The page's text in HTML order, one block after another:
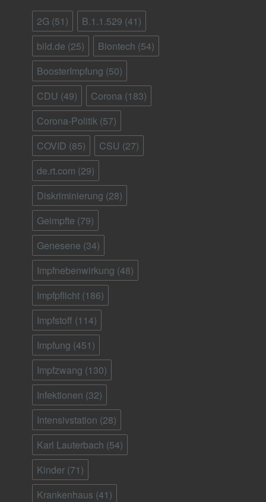
2G (51) B.1.1.529 (41)
bild.de (25) Biontech (54)
BoosterImpfung (50)
CDU (49) Corona (183)
Corona-Politik (57)
COVID (85) CSU (27)
de.rt.com (29)
Diskriminierung (28)
Geimpfte (79)
Genesene (34)
Impfnebenwirkung (48)
Impfpflicht (186)
Impfstoff (114)
Impfung (451)
Impfzwang (130)
Infektionen (32)
Intensivstation (28)
Karl Lauterbach (54)
Kinder (71)
Krankenhaus (41)